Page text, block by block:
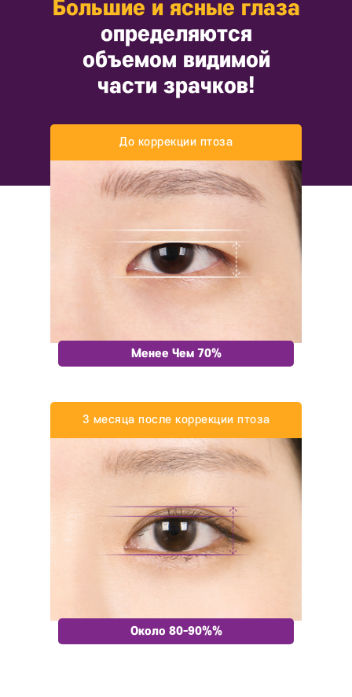
Большие и ясные глаза
определяются
объемом видимой
части зрачков!
До коррекции птоза
Менее Чем 70%
3 месяца после коррекции птоза
Около 80-90%%